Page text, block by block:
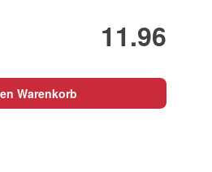
11.96
Warenkorb